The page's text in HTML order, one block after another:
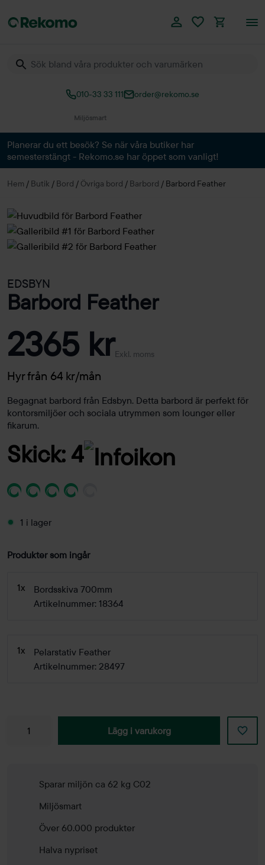
010-33 33 111 order@rekomo.se
Planerar du ett besök? Se när våra butiker har
semesterstängt - Rekomo.se har öppet som vanligt!
Hem / Butik / Bord / Övriga bord / Barbord / Barbord Feather
EDSBYN
Barbord Feather
2365 krExkl. moms
Hyr från 64 kr/mån
Begagnat barbord från Edsbyn. Detta barbord är perfekt för
kontorsmiljöer och sociala utrymmen som lounger eller
fikarum.
Skick: 4
1 i lager
Produkter som ingår
1x
Bordsskiva 700mm
Artikelnummer: 18364
1x
Pelarstativ Feather
Artikelnummer: 28497
Lägg i varukorg
Sparar miljön ca 62 kg C02
Miljösmart
Över 60.000 produkter
Halva nypriset